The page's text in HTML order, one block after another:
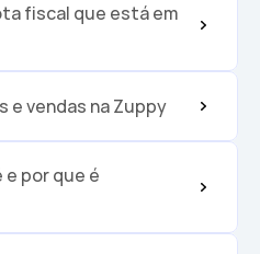
fiscal que está em
vendas na Zuppy
e por que é